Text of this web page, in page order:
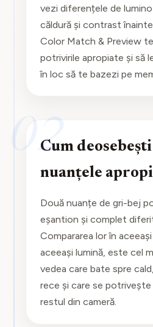
vezi diferențele de
căldură și contrast
Color Match & Preview
potrivirile apropiate și să
în loc să te bazezi pe
02
Cum
nuanțele
Două nuanțe de gri-bej
eșantion și complet
Compararea lor în
aceeași lumină, este cel
vedea care bate spre
rece și care se
restul din cameră.